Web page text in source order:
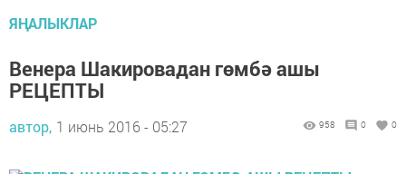
ЯҢАЛЫКЛАР
Венера Шакировадан гөмбә ашы
РЕЦЕПТЫ
автор, 1 июнь 2016 - 05:27 958 0 0